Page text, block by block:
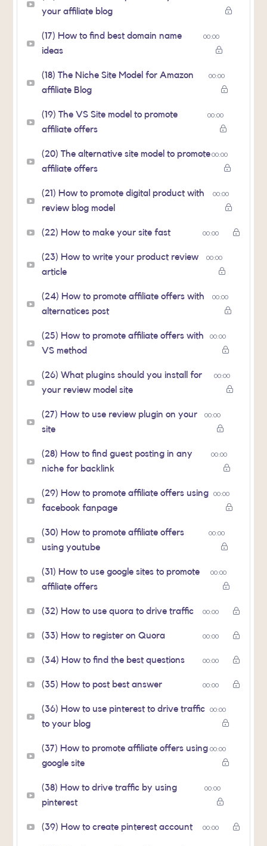
your affiliate blog
(17) How to find best domain name
ideas
00:00
(18) The Niche Site Model for Amazon
affiliate Blog
00:00
(19) The VS Site model to promote
affiliate offers
00:00
(20) The alternative site model to promote
affiliate offers
00:00
(21) How to promote digital product with
review blog model
00:00
(22) How to make your site fast 00:00
(23) How to write your product review
article
00:00
(24) How to promote affiliate offers with
alternatices post
00:00
(25) How to promote affiliate offers with
VS method
00:00
(26) What plugins should you install for
your review model site
00:00
(27) How to use review plugin on your
site
00:00
(28) How to find guest posting in any
niche for backlink
00:00
(29) How to promote affiliate offers using
facebook fanpage
00:00
(30) How to promote affiliate offers
using youtube
00:00
(31) How to use google sites to promote
affiliate offers
00:00
(32) How to use quora to drive traffic 00:00
(33) How to register on Quora 00:00
(34) How to find the best questions 00:00
(35) How to post best answer 00:00
(36) How to use pinterest to drive traffic
to your blog
00:00
(37) How to promote affiliate offers using
google site
00:00
(38) How to drive traffic by using
pinterest
00:00
(39) How to create pinterest account 00:00